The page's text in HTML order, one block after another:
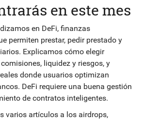
en este mes
en DeFi, finanzas
permiten prestar, pedir prestado y
. Explicamos cómo elegir
liquidez y riesgos, y
donde usuarios optimizan
DeFi requiere una buena gestión
de contratos inteligentes.
varios artículos a los airdrops,